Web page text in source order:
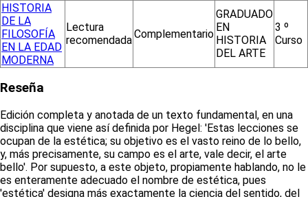
HISTORIA
DE LA
FILOSOFÍA
EN LA EDAD
MODERNA
Lectura
recomendadaComplementario
GRADUADO
EN
HISTORIA
DEL ARTE
3 º
Curso
Reseña
Edición completa y anotada de un texto fundamental, en una
disciplina que viene así definida por Hegel: 'Estas lecciones se
ocupan de la estética; su objetivo es el vasto reino de lo bello,
y, más precisamente, su campo es el arte, vale decir, el arte
bello'. Por supuesto, a este objeto, propiamente hablando, no le
es enteramente adecuado el nombre de estética, pues
'estética' designa más exactamente la ciencia del sentido, del